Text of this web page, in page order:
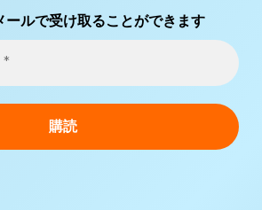
ールで受け取ることができます